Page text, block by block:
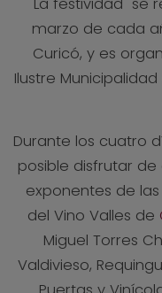
marzo de cada
Curicó, y es
Ilustre
Durante los cuatro
posible disfrutar
exponentes de
del Vino Valles de
Miguel Torres
Valdivieso,